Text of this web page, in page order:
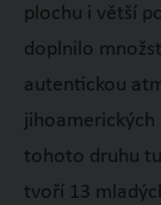
plochu i větší
doplnilo
autentickou
tohoto druhu
tvoří 13